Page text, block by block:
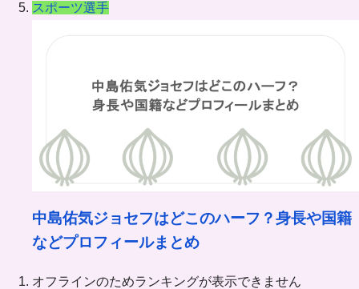
スポーツ選手
中島佑気ジョセフはどこのハーフ？身長や国籍
などプロフィールまとめ
オフラインのためランキングが表示できません